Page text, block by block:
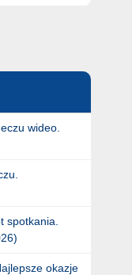
wideo.
spotkania.
okazje